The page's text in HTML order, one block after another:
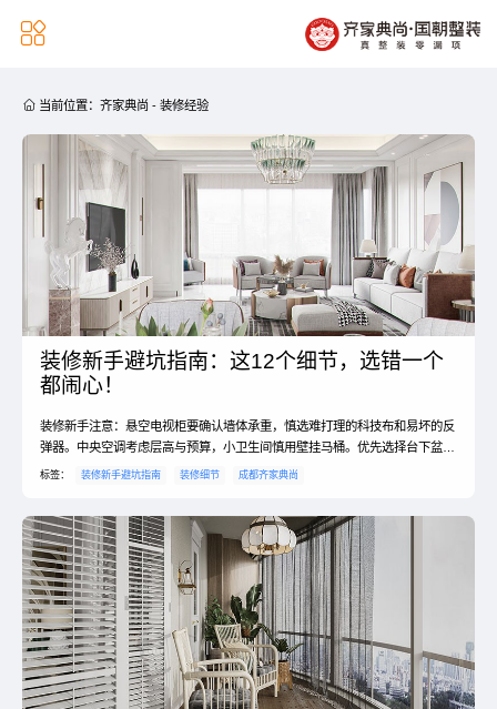

 当前位置： 齐家典尚 - 装修经验
装修新手避坑指南：这12个细节，选错一个
都闹心！
装修新手注意：悬空电视柜要确认墙体承重，慎选难打理的科技布和易坏的反
弹器。中央空调考虑层高与预算，小卫生间慎用壁挂马桶。优先选择台下盆、
纯色窗帘和柔光砖。#装修避坑 #新手指南
标签： 装修新手避坑指南 装修细节 成都齐家典尚